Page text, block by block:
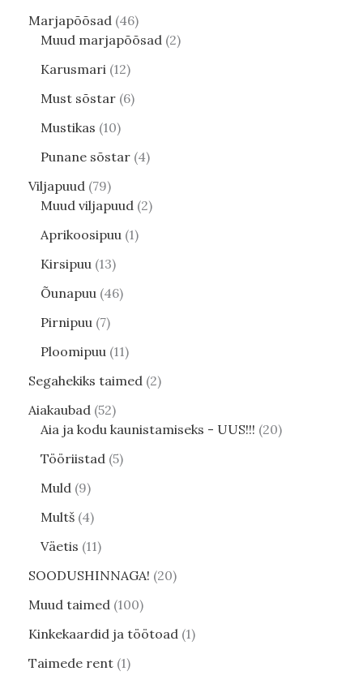
Marjapõõsad 46
Muud marjapõõsad 2
Karusmari 12
Must sõstar 6
Mustikas 10
Punane sõstar 4
Viljapuud 79
Muud viljapuud 2
Aprikoosipuu 1
Kirsipuu 13
Õunapuu 46
Pirnipuu 7
Ploomipuu 11
Segahekiks taimed 2
Aiakaubad 52
Aia ja kodu kaunistamiseks - UUS!!! 20
Tööriistad 5
Muld 9
Multš 4
Väetis 11
SOODUSHINNAGA! 20
Muud taimed 100
Kinkekaardid ja töötoad 1
Taimede rent 1